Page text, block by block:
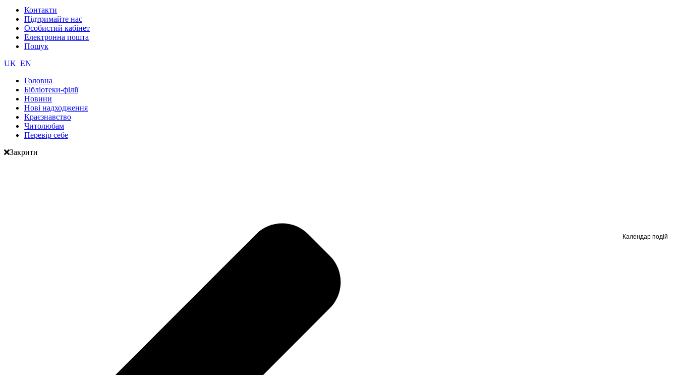
Контакти
Підтримайте нас
Особистий кабінет
Електронна пошта
Пошук
UK EN
Головна
Бібліотеки-філії
Новини
Нові надходження
Краєзнавство
Читолюбам
Перевір себе
Закрити
Календар подій